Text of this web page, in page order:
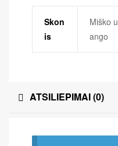
Skon
is
Miško
ango
ATSILIEPIMAI (0)